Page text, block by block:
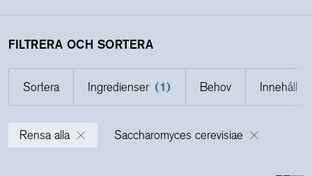
Utbildning
För återförsäljare
FILTRERA OCH SORTERA
Sortera Ingredienser (1) Behov Innehåll
Rensa alla Saccharomyces cerevisiae